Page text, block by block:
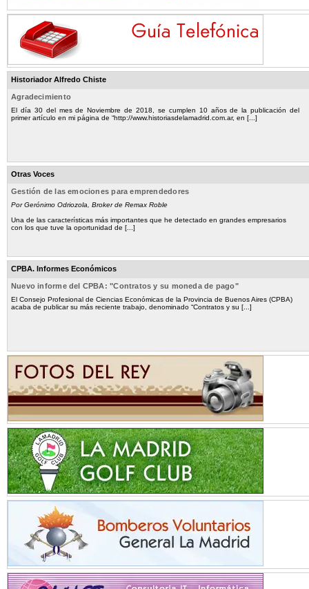
Historiador Alfredo Chiste
Agradecimiento
El día 30 del mes de Noviembre de 2018, se cumplen 10 años de la publicación del
primer artículo en mi página de “http://www.historiasdelamadrid.com.ar, en [...]
Otras Voces
Gestión de las emociones para emprendedores
Por Gerónimo Odriozola, Broker de Remax Roble
Una de las características más importantes que he detectado en grandes empresarios
con los que tuve la oportunidad de [...]
CPBA. Informes Económicos
Nuevo informe del CPBA: "Contratos y su moneda de pago"
El Consejo Profesional de Ciencias Económicas de la Provincia de Buenos Aires (CPBA)
acaba de publicar su más reciente trabajo, denominado “Contratos y su [...]